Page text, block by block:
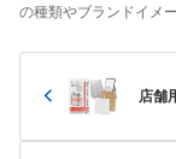
の種類やブランドイメ
店舗